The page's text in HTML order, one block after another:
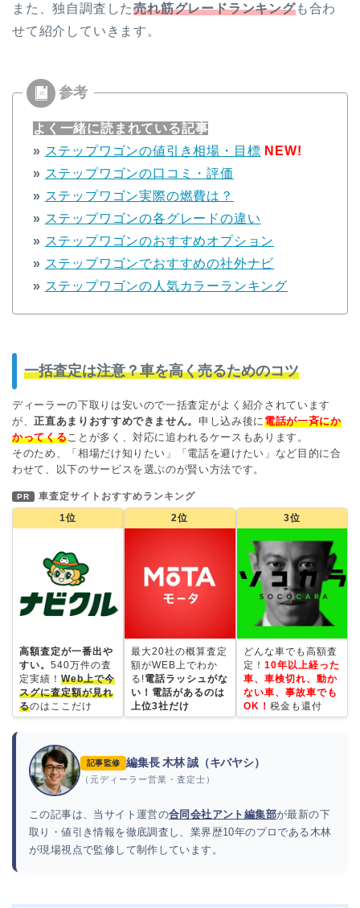
また、独自調査した売れ筋グレードランキングも合わ
せて紹介していきます。
よく一緒に読まれている記事
» ステップワゴンの値引き相場・目標 NEW!
» ステップワゴンの口コミ・評価
» ステップワゴン実際の燃費は？
» ステップワゴンの各グレードの違い
» ステップワゴンのおすすめオプション
» ステップワゴンでおすすめの社外ナビ
» ステップワゴンの人気カラーランキング
一括査定は注意？車を高く売るためのコツ
ディーラーの下取りは安いので一括査定がよく紹介されています
が、正直あまりおすすめできません。申し込み後に 電話が一斉にか
かってくる ことが多く、対応に追われるケースもあります。
そのため、「相場だけ知りたい」「電話を避けたい」など目的に合
わせて、以下のサービスを選ぶのが賢い方法です。
PR
車査定サイトおすすめランキング
1位
高額査定が一番出や
すい。 540万件の査
定実績！ Web上で今
スグに査定額が見れ
るのはここだけ
2位
最大20社の概算査定
額がWEB上でわか
る!電話ラッシュがな
い！電話があるのは
上位3社だけ
3位
どんな車でも高額査
定！ 10年以上経った
車、車検切れ、動か
ない車、事故車でも
OK！ 税金も還付
記事監修 編集長 木林 誠（キバヤシ）
（元ディーラー営業・査定士）
この記事は、当サイト運営の合同会社アント編集部が最新の下
取り・値引き情報を徹底調査し、業界歴10年のプロである木林
が現場視点で監修して制作しています。